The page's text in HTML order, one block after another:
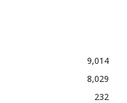
9,014
8,029
232